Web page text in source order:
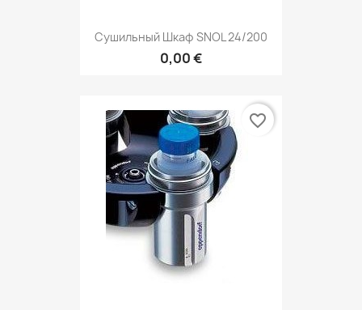
Сушильный Шкаф SNOL 24/200
0,00 €
favorite_border